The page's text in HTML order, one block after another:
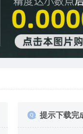
提示下载完